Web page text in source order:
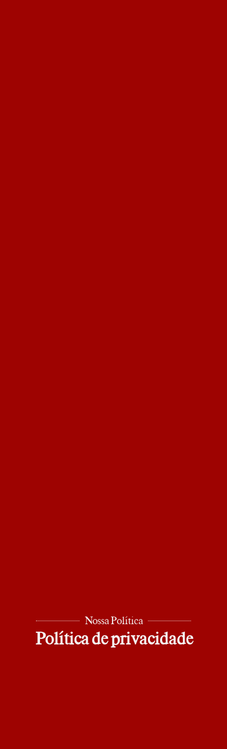
Nossa Política
Política de privacidade